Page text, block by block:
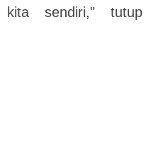
kita sendiri," tutup